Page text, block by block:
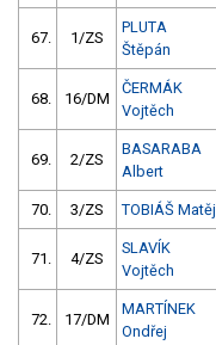
67. 1/ZS
PLUTA
Štěpán
68. 16/DM
ČERMÁK
Vojtěch
69. 2/ZS
BASARABA
Albert
70. 3/ZS TOBIÁŠ Matěj
71. 4/ZS
SLAVÍK
Vojtěch
72. 17/DM
MARTÍNEK
Ondřej